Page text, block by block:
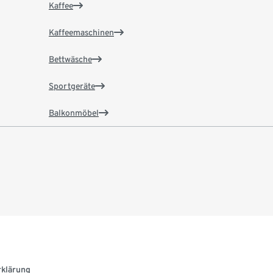
Kaffee
Kaffeemaschinen
Bettwäsche
Sportgeräte
Balkonmöbel